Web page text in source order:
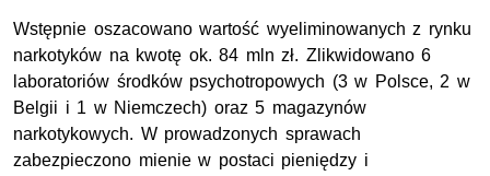
Wstępnie oszacowano wartość wyeliminowanych z rynku
narkotyków na kwotę ok. 84 mln zł. Zlikwidowano 6
laboratoriów środków psychotropowych (3 w Polsce, 2 w
Belgii i 1 w Niemczech) oraz 5 magazynów
narkotykowych. W prowadzonych sprawach
zabezpieczono mienie w postaci pieniędzy i